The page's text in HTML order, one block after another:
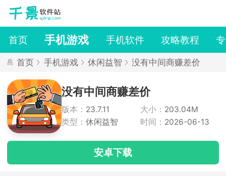
首页 手机游戏 手机软件 攻略教程
首页 手机游戏 休闲益智 没有中间商赚差价
没有中间商赚差价
版本： 23.7.11 大小： 203.04M
类型： 休闲益智 时间： 2026-06-13
安卓下载